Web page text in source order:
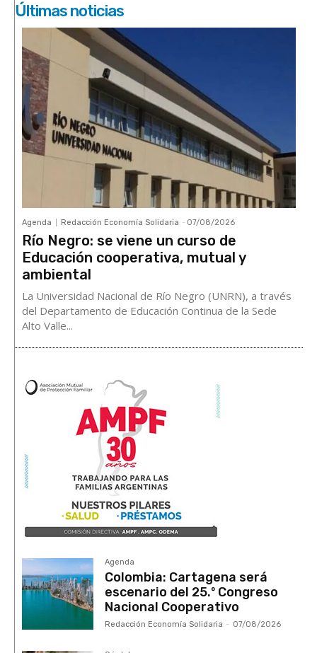
Últimas noticias
Agenda Redacción Economía Solidaria - 07/08/2026
Río Negro: se viene un curso de
Educación cooperativa, mutual y
ambiental
La Universidad Nacional de Río Negro (UNRN), a través
del Departamento de Educación Continua de la Sede
Alto Valle...
Agenda
Colombia: Cartagena será
escenario del 25.º Congreso
Nacional Cooperativo
Redacción Economía Solidaria - 07/08/2026